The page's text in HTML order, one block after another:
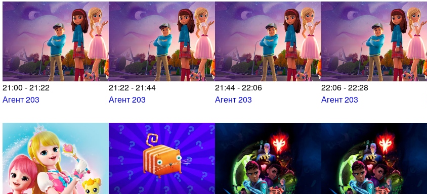
21:00 - 21:22
Агент 203
21:22 - 21:44
Агент 203
21:44 - 22:06
Агент 203
22:06 - 22:28
Агент 203